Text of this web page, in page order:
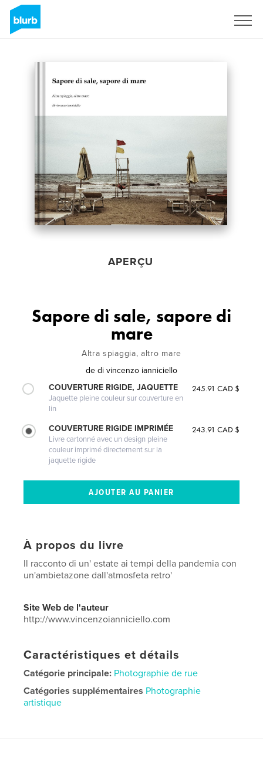
APERÇU
Sapore di sale, sapore di
mare
Altra spiaggia, altro mare
de di vincenzo ianniciello
COUVERTURE RIGIDE, JAQUETTE
Jaquette pleine couleur sur couverture en
lin
245.91 CAD $
COUVERTURE RIGIDE IMPRIMÉE
Livre cartonné avec un design pleine
couleur imprimé directement sur la
jaquette rigide
243.91 CAD $
À propos du livre
Il racconto di un' estate ai tempi della pandemia con
un'ambietazone dall'atmosfeta retro'
Site Web de l'auteur
http://www.vincenzoianniciello.com
Caractéristiques et détails
Catégorie principale: Photographie de rue
Catégories supplémentaires Photographie
artistique